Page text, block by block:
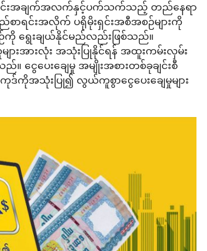
မိုးရှင်းအချက်အလက်နှင့်ပက်သက်သည့် တည်နေရာ
ာရင်းအလိုက် ပရိုမိုးရှင်းအစီအစဉ်များကို
ဉ်ကို ရွေးချယ်နိုင်မည်လည်းဖြစ်သည်။
ျားအားလုံး အသုံးပြုနိုင်ရန် အထူးကမ်းလှမ်း
။ ငွေပေးချေမှု အမျိုးအစားတစ်ခုချင်းစီ
ဒ်ကိုအသုံးပြု၍ လွယ်ကူစွာငွေပေးချေမှုများ